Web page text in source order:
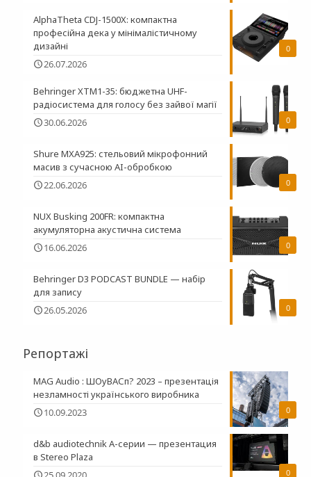
0
AlphaTheta CDJ-1500X: компактна
професійна дека у мінімалістичному
дизайні
26.07.2026
0
Behringer XTM1-35: бюджетна UHF-
радіосистема для голосу без зайвої магії
30.06.2026
0
Shure MXA925: стельовий мікрофонний
масив з сучасною AI-обробкою
22.06.2026
0
NUX Busking 200FR: компактна
акумуляторна акустична система
16.06.2026
0
Behringer D3 PODCAST BUNDLE — набір
для запису
26.05.2026
Репортажі
0
MAG Audio : ШОуВАСп? 2023 – презентація
незламності українського виробника
10.09.2023
0
d&b audiotechnik A-серии — презентация
в Stereo Plaza